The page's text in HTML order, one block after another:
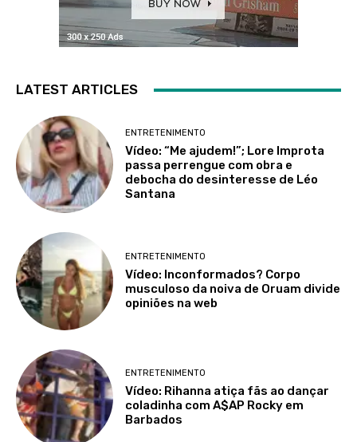
LATEST ARTICLES
ENTRETENIMENTO
Vídeo: “Me ajudem!”; Lore Improta
passa perrengue com obra e
debocha do desinteresse de Léo
Santana
ENTRETENIMENTO
Vídeo: Inconformados? Corpo
musculoso da noiva de Oruam divide
opiniões na web
ENTRETENIMENTO
Vídeo: Rihanna atiça fãs ao dançar
coladinha com A$AP Rocky em
Barbados